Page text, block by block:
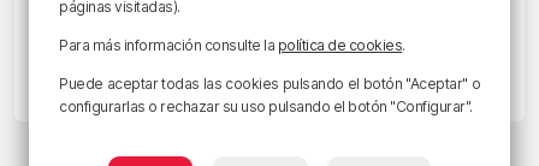
Santa Misa desde San Felicísimo en
Deusto, domingo 30 de octubre
30/10/2022 • 08:56 • RADIO POPULAR - HERRI IRRATIA
páginas visitadas).
Para más información consulte la política de cookies.
Puede aceptar todas las cookies pulsando el botón "Aceptar" o
configurarlas o rechazar su uso pulsando el botón "Configurar".